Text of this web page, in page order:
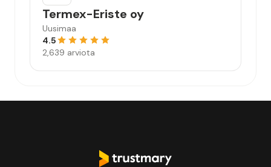
Termex-Eriste oy
Uusimaa
4.5
2,639 arviota